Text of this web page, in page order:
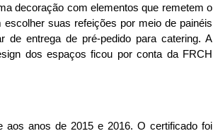
decoração com elementos que remetem o
suas refeições por meio de painéis
de entrega de pré-pedido para catering. A
dos espaços ficou por conta da FRCH
aos anos de 2015 e 2016. O certificado foi